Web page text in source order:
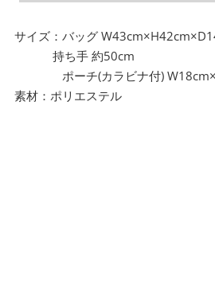
サイズ：バッグ
持ち手 約50cm
ポーチ(カラビナ付)
素材：ポリエステル